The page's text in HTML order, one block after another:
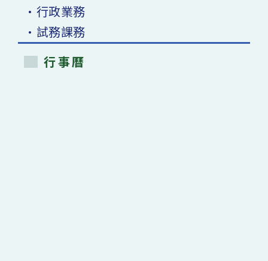
•行政業務
•試務課務
行事曆